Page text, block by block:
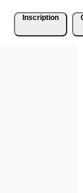
Inscription